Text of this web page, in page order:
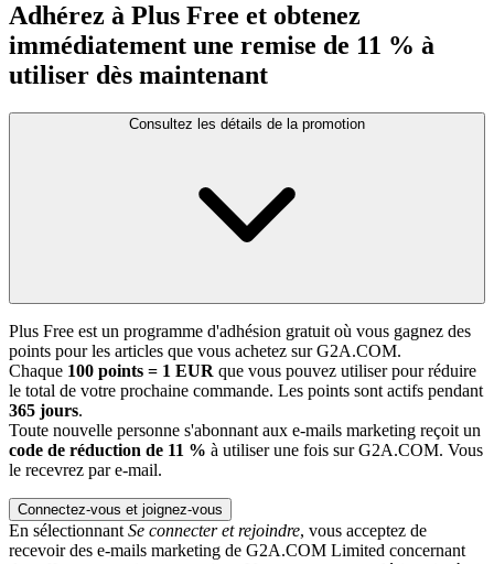
Adhérez à Plus Free et obtenez
immédiatement une remise de 11 % à
utiliser dès maintenant
Consultez les détails de la promotion
Plus Free est un programme d'adhésion gratuit où vous gagnez des
points pour les articles que vous achetez sur G2A.COM.
Chaque 100 points = 1 EUR que vous pouvez utiliser pour réduire
le total de votre prochaine commande. Les points sont actifs pendant
365 jours.
Toute nouvelle personne s'abonnant aux e-mails marketing reçoit un
code de réduction de 11 % à utiliser une fois sur G2A.COM. Vous
le recevrez par e-mail.
Connectez-vous et joignez-vous
En sélectionnant Se connecter et rejoindre, vous acceptez de
recevoir des e-mails marketing de G2A.COM Limited concernant